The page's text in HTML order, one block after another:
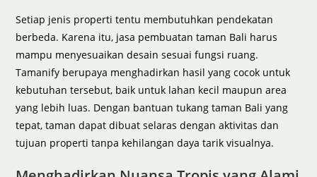
Setiap jenis properti tentu membutuhkan pendekatan
berbeda. Karena itu, jasa pembuatan taman Bali harus
mampu menyesuaikan desain sesuai fungsi ruang.
Tamanify berupaya menghadirkan hasil yang cocok untuk
kebutuhan tersebut, baik untuk lahan kecil maupun area
yang lebih luas. Dengan bantuan tukang taman Bali yang
tepat, taman dapat dibuat selaras dengan aktivitas dan
tujuan properti tanpa kehilangan daya tarik visualnya.